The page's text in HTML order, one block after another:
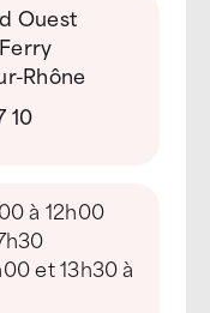
Ouest
Rhône
10
à 12h00
et 13h30 à